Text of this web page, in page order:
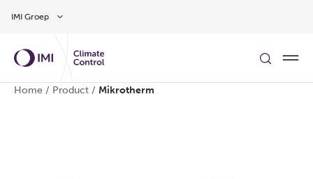
IMI Groep
Home / Product / Mikrotherm